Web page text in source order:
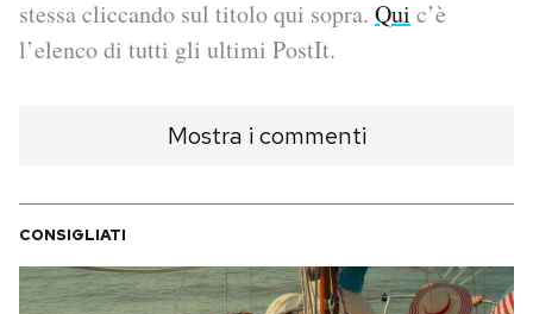
PODCAST
NEWSLETTER
I MIEI PREFERITI
SHOP
stessa cliccando sul titolo qui sopra. Qui c’è
l’elenco di tutti gli ultimi PostIt.
Mostra i commenti
CONSIGLIATI